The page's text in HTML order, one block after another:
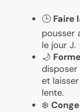
🕒 Faire
pousser
le jour J.
🌙
disposer
et
lente.
❄️